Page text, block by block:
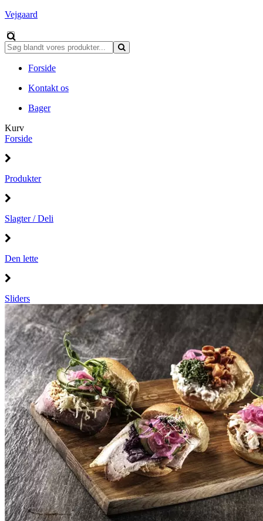
Vejgaard
Forside
Kontakt os
Bager
Kurv
Forside
Produkter
Slagter / Deli
Den lette
Sliders